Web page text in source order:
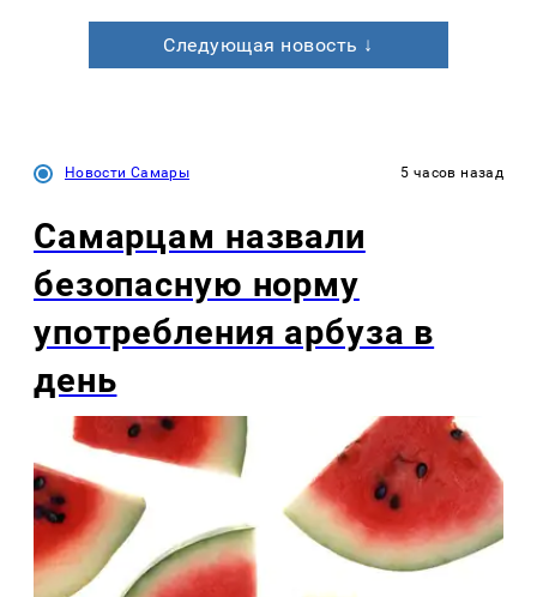
Следующая новость ↓
Новости Самары 5 часов назад
Самарцам назвали
безопасную норму
употребления арбуза в
день